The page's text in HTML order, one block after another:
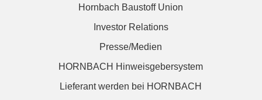
Hornbach Baustoff Union
Investor Relations
Presse/Medien
HORNBACH Hinweisgebersystem
Lieferant werden bei HORNBACH